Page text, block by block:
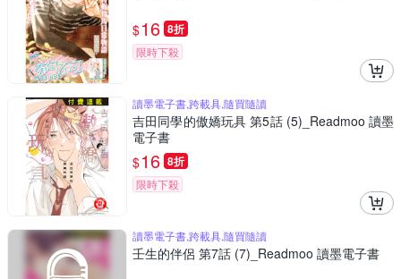
$16 8折
限時下殺
讀墨電子書,跨載具,隨買隨讀
吉田同學的傲嬌玩具 第5話 (5)_Readmoo 讀墨
電子書
$16 8折
限時下殺
讀墨電子書,跨載具,隨買隨讀
壬生的伴侶 第7話 (7)_Readmoo 讀墨電子書